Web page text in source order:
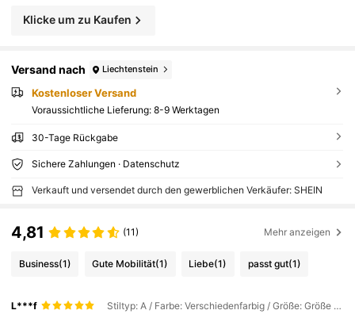
Klicke um zu Kaufen
Versand nach Liechtenstein
Kostenloser Versand
Voraussichtliche Lieferung: 8-9 Werktagen
30-Tage Rückgabe
Sichere Zahlungen · Datenschutz
Verkauft und versendet durch den gewerblichen Verkäufer: SHEIN
4,81 (11) Mehr anzeigen
Business(1) Gute Mobilität(1) Liebe(1) passt gut(1)
L***f Stiltyp: A / Farbe: Verschiedenfarbig / Größe: Größe L (40 cm Durchmesser)